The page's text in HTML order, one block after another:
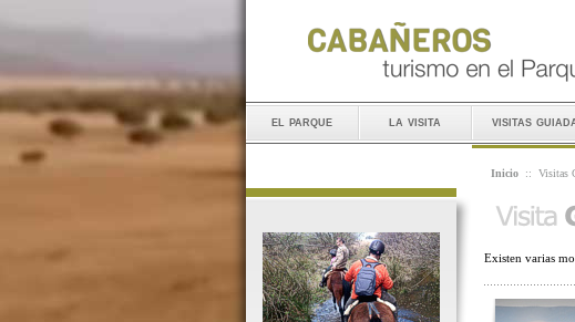
el parque la visita visitas
Inicio :: Visitas
Existen varias